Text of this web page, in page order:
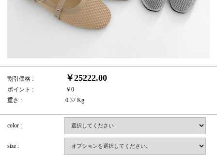
割引価格 : ￥25222.00
ポイント :
￥0
重さ :
0.37 Kg
color :
size :